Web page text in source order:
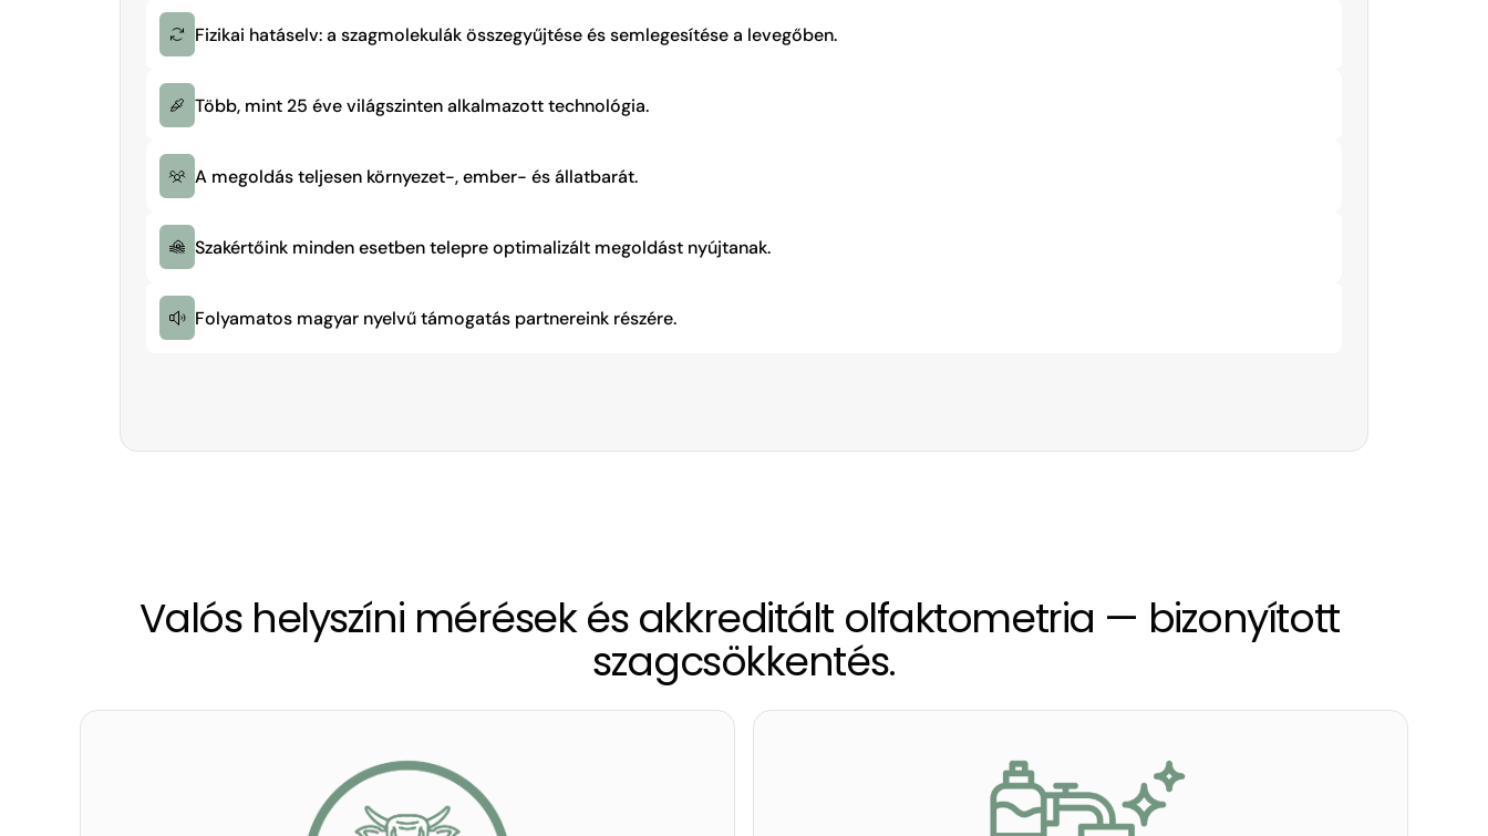
Több, mint 25 éve világszinten alkalmazott technológia.
A megoldás teljesen környezet-, ember- és állatbarát.
Szakértőink minden esetben telepre optimalizált megoldást nyújtanak.
Folyamatos magyar nyelvű támogatás partnereink részére.
Valós helyszíni mérések és akkreditált olfaktometria — bizonyított
szagcsökkentés.